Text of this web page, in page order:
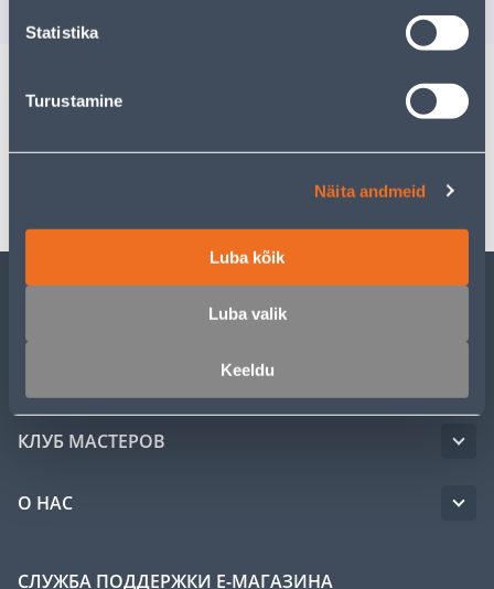
Statistika
Turustamine
Näita andmeid
Luba kõik
Luba valik
Keeldu
ОБСЛУЖИВАНИЕ ЧАСТНЫХ КЛИЕНТОВ
КЛУБ МАСТЕРОВ
О НАС
СЛУЖБА ПОДДЕРЖКИ Е-МАГАЗИНА